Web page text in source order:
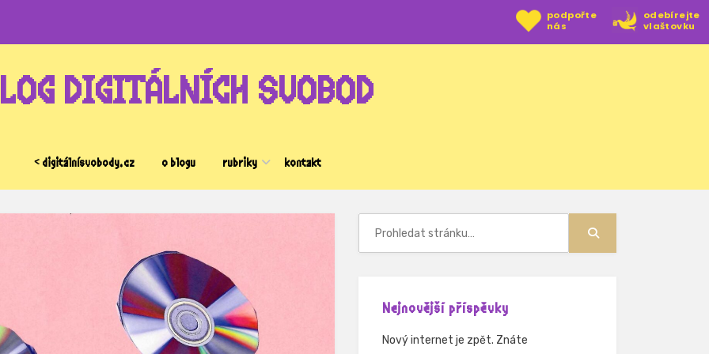
podpořte
nás
odebírejte
vlaštovku
DIGITÁLNÍCH SVOBOD
< digitálnísvobody.cz o blogu rubriky kontakt
Nejnovější příspěvky
Nový internet je zpět. Znáte